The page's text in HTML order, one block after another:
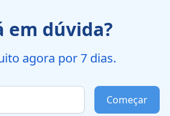
em dúvida?
agora por 7 dias.
Começar